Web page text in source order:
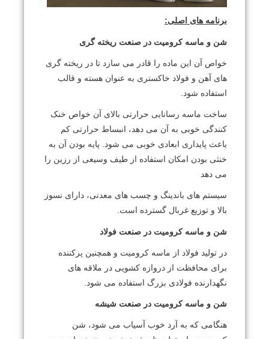
برنامه های اصلی:
شن و ماسه کرومیت در صنعت ریخته گری
خواص آن این ماده را قادر می سازد تا در ریخته گری
های آهن و فولاد خاکستری به عنوان هسته و قالب
استفاده شود.
ساخت ماسه رسانایی حرارتی بالای آن خواص خنک
کنندگی خوبی به آن می دهد، انبساط حرارتی کم
باعث پایداری ابعادی خوبی می شود. پایه بودن آن به
خنثی بودن امکان استفاده از طیف وسیعی از رزین را
می دهد
سیستم های باندینگ و چسب های معدنی، دارای نسوز
بالا و توزیع غربال گسترده است.
شن و ماسه کرومیت در صنعت فولاد
در تولید فولاد از ماسه کرومیت و همچنین پرکننده
برای محافظت از دروازه کشویی در ملاقه های
نگهدارنده فولادی بزرگ استفاده می شود.
شن و ماسه کرومیت در صنعت شیشه
هنگامی که به آرد خوب آسیاب می شود، شن